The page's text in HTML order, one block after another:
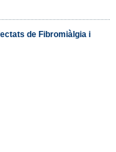
de Fibromiàlgia i